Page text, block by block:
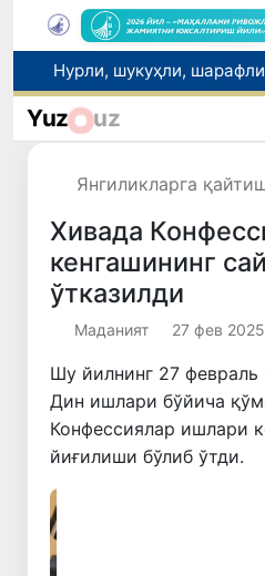
Нурли, шукуҳли, шарафли
Yuz uz
Янгиликларга
Хивада
кенгашининг
ўтказилди
Маданият 27 фев
Шу йилнинг 27
Дин ишлари бўйича
Конфессиялар ишлари
йиғилиши бўлиб ўтди.